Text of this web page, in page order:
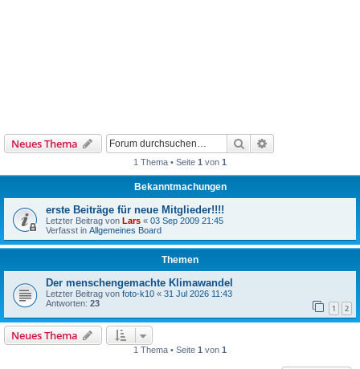
Neues Thema Suche
1 Thema • Seite 1 von 1
Bekanntmachungen
erste Beiträge für neue Mitglieder!!!!
Letzter Beitrag von Lars « 03 Sep 2009 21:45
Verfasst in Allgemeines Board
Themen
Der menschengemachte Klimawandel
Letzter Beitrag von foto-k10 « 31 Jul 2026 11:43
Antworten: 23 1 2
Neues Thema
1 Thema • Seite 1 von 1